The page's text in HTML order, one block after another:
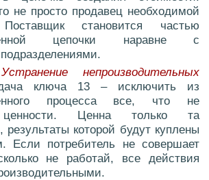
не просто продавец необходимой
становится частью
цепочки наравне с
непроизводительных
ключа 13 – исключить из
процесса все, что не
ценности. Ценна только та
результаты которой будут куплены
Если потребитель не совершает
не работай, все действия